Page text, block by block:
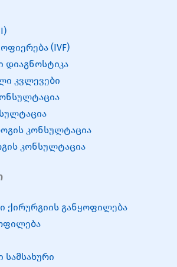
(IVF)
კვლევები
კონსულტაცია
კონსულტაცია
ქირურგიის განყოფილება